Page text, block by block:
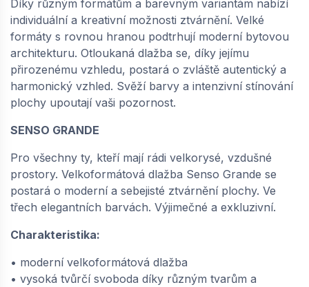
dodání do cca 6 týdnů
725,10Kč / m2
− +
SEMMELROCK SENSO GRANDE /
Semmelrock Protect - bílohnědočerná |
648696743
dodání do cca 6 týdnů
725,10Kč / m2
Díky různým formátům a barevným variantám nabízí
individuální a kreativní možnosti ztvárnění. Velké
formáty s rovnou hranou podtrhují moderní bytovou
architekturu. Otloukaná dlažba se, díky jejímu
přirozenému vzhledu, postará o zvláště autentický a
harmonický vzhled. Svěží barvy a intenzivní stínování
plochy upoutají vaši pozornost.
SENSO GRANDE
Pro všechny ty, kteří mají rádi velkorysé, vzdušné
prostory. Velkoformátová dlažba Senso Grande se
postará o moderní a sebejisté ztvárnění plochy. Ve
třech elegantních barvách. Výjimečné a exkluzivní.
Charakteristika:
• moderní velkoformátová dlažba
• vysoká tvůrčí svoboda díky různým tvarům a